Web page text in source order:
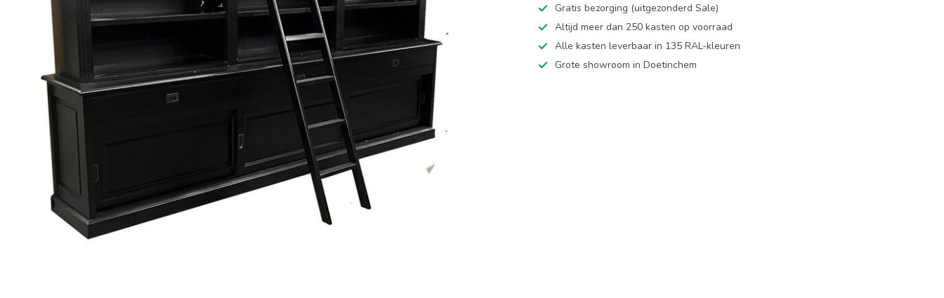
Gratis bezorging (uitgezonderd Sale)
Altijd meer dan 250 kasten op voorraad
Alle kasten leverbaar in 135 RAL-kleuren
Grote showroom in Doetinchem